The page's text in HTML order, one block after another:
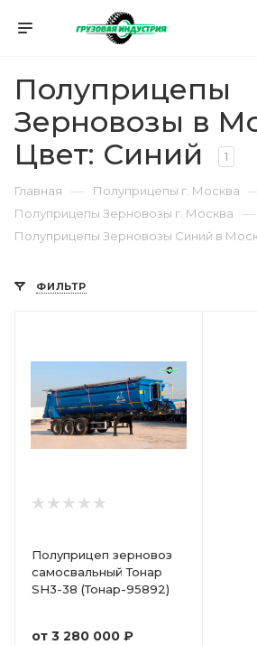
Полуприцепы
Зерновозы в
Цвет: Синий
1
Главная — Полуприцепы г. Москва
Полуприцепы Зерновозы г. Москва —
Полуприцепы Зерновозы Синий в
ФИЛЬТР
Полуприцеп зерновоз
самосвальный Тонар
SH3-38 (Тонар-95892)
от 3 280 000 ₽